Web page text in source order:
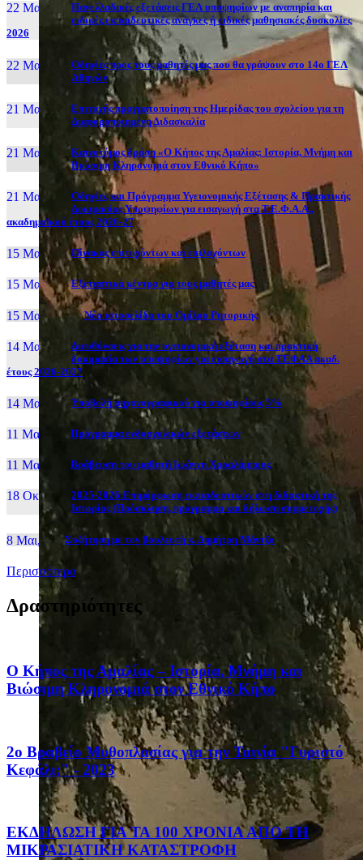
22 Μαι, 26
Πανελλαδικές εξετάσεις ΓΕΛ υποψηφίων με αναπηρία και
ειδικές εκπαιδευτικές ανάγκες ή ειδικές μαθησιακές δυσκολίες
2026
22 Μαι, 26
Οδηγίες προς τους μαθητές μας που θα γράψουν στο 14ο ΓΕΛ
Αθηνών
21 Μαι, 26
Επιτυχής πραγματοποίηση της Ημερίδας του σχολείου για τη
Διαφοροποιημένη Διδασκαλία
21 Μαι, 26
Καινοτόμος δράση «Ο Κήπος της Αμαλίας: Ιστορία, Μνήμη και
Βιώσιμη Κληρονομιά στον Εθνικό Κήπο»
21 Μαι, 26
Οδηγίες και Πρόγραμμα Υγειονομικής Εξέτασης & Πρακτικής
Δοκιμασίας Υποψηφίων για εισαγωγή στα Τ.Ε.Φ.Α.Α.,
ακαδημαϊκού έτους 2026-27
15 Μαι, 26 Πίνακας επιτυχόντων και επιλαχόντων
15 Μαι, 26 Εξεταστικά κέντρα για τους μαθητές μας
15 Μαι, 2026 Νέα ιστοσελίδα του Ομίλου Ρητορικής
14 Μαι, 26
Διευθύνσεις για την υγειονομική εξέταση και πρακτική
δοκιμασία των υποψηφίων για εισαγωγή στα ΤΕΦΑΑ ακαδ.
έτους 2026-2027
14 Μαι, 26 Yποβολή μηχανογραφικού για υποψηφίους 5%
11 Μαι, 26 Πρόγραμμα ενδοσχολικών εξετάσεων
11 Μαι, 26 Βράβευση του μαθητή Ιωάννη Χαραλάμπους
18 Οκτ, 25
2025-2026:Επιμόρφωση εκπαιδευτικών στη διδακτική της
Ιστορίας (Πρόσκληση, πρόγραμμα και δήλωση συμμετοχής)
8 Μαι, 26 Συζήτηση με τον βουλευτή κ. Δημήτρη Μάντζο
Περισσότερα
Δραστηριότητες
Ο Κήπος της Αμαλίας – Ιστορία, Μνήμη και
Βιώσιμη Κληρονομιά στον Εθνικό Κήπο
2ο Βραβείο Μυθοπλασίας για την Ταινία "Γυριστό
Κεφάλι;" - 2023
ΕΚΔΗΛΩΣΗ ΓΙΑ ΤΑ 100 ΧΡΟΝΙΑ ΑΠΟ ΤΗ
ΜΙΚΡΑΣΙΑΤΙΚΗ ΚΑΤΑΣΤΡΟΦΗ